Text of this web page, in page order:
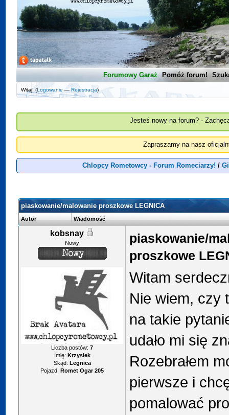
Forumowy Garaż Pomóż forum!
Witaj! (Logowanie —Rejestracja)
Jesteś nowy na forum? -
Zapraszamy na nasz
Chlopcy Rometowcy - Forum Romeciarzy! /
piaskowanie/malowanie proszkowe LEGNICA
Autor Wiadomość
kobsnay
Nowy
Liczba postów:7
Imię: Krzysiek
Skąd: Legnica
Pojazd: Romet Ogar 205
piaskowanie/
proszkowe
Witam
Nie wiem, czy
na takie
udało mi się
Rozebrałem
pierwsze i
pomalować